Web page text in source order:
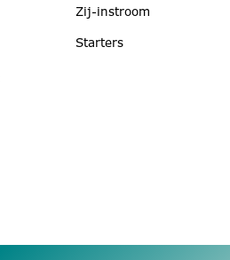
Zij-instroom
Starters